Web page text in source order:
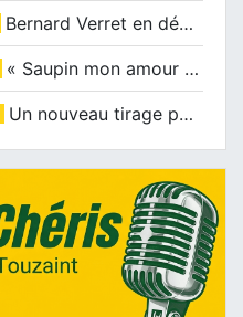
Bernard Verret en dédicaces le samedi 13 décembre à l’Espace Culturel Atlantis
« Saupin mon amour » au salon du livre de Trentemoult
Un nouveau tirage pour le Docu-BD